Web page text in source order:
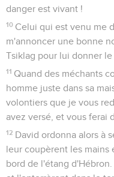
danger est vivant !
10 Celui qui est venu me
m'annoncer une bonne
Tsiklag pour lui donner le
11 Quand des méchants
homme juste dans sa
volontiers que je vous
avez versé, et vous ferai
12 David ordonna alors à
leur coupèrent les mains
bord de l'étang